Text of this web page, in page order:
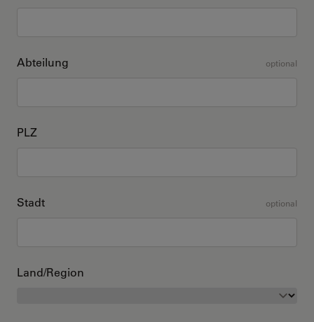
Abteilung optional
PLZ
Stadt optional
Land/Region